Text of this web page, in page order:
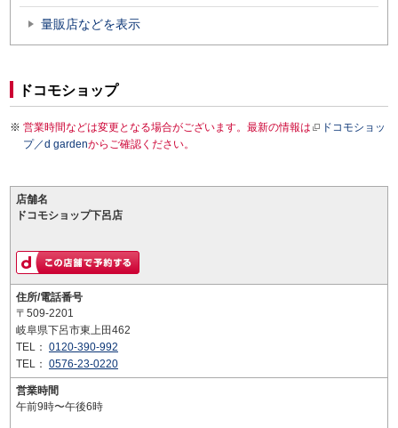
量販店などを表示
ドコモショップ
営業時間などは変更となる場合がございます。最新の情報は
ドコモショッ
プ／d gardenからご確認ください。
店舗名
ドコモショップ下呂店
住所/電話番号
〒509-2201
岐阜県下呂市東上田462
TEL： 0120-390-992
TEL： 0576-23-0220
営業時間
午前9時〜午後6時